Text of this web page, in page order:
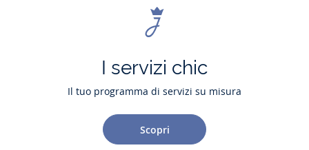
I servizi chic
Il tuo programma di servizi su misura
Scopri